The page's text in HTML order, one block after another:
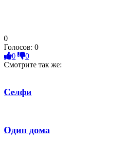
0
Голосов: 0
0
0
Смотрите так же:
Селфи
Один дома